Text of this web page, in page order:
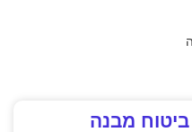
מבנה